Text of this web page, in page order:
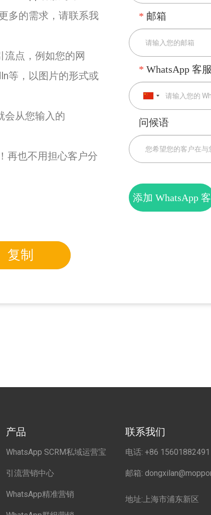
多的需求，请联系我
流点，例如您的网
等，以图片的形式或
会从您输入的
再也不用担心客户分
复制
* 邮箱
* WhatsApp 客
问候语
添加 WhatsApp 客
产品
WhatsApp SCRM私域运营宝
引流营销中心
WhatsApp精准营销
联系我们
电话: +86 15601882491
邮箱:
地址:上海市浦东新区